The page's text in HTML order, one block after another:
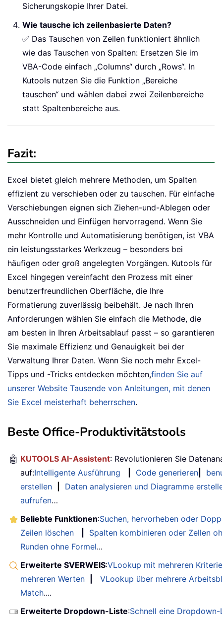
Sicherungskopie Ihrer Datei.
Wie tausche ich zeilenbasierte Daten?
✅ Das Tauschen von Zeilen funktioniert ähnlich
wie das Tauschen von Spalten: Ersetzen Sie im
VBA-Code einfach „Columns“ durch „Rows“. In
Kutools nutzen Sie die Funktion „Bereiche
tauschen“ und wählen dabei zwei Zeilenbereiche
statt Spaltenbereiche aus.
Fazit:
Excel bietet gleich mehrere Methoden, um Spalten
effizient zu verschieben oder zu tauschen. Für einfache
Verschiebungen eignen sich Ziehen-und-Ablegen oder
Ausschneiden und Einfügen hervorragend. Wenn Sie
mehr Kontrolle und Automatisierung benötigen, ist VBA
ein leistungsstarkes Werkzeug – besonders bei
häufigen oder groß angelegten Vorgängen. Kutools für
Excel hingegen vereinfacht den Prozess mit einer
benutzerfreundlichen Oberfläche, die Ihre
Formatierung zuverlässig beibehält. Je nach Ihren
Anforderungen wählen Sie einfach die Methode, die
am besten in Ihren Arbeitsablauf passt – so garantieren
Sie maximale Effizienz und Genauigkeit bei der
Verwaltung Ihrer Daten. Wenn Sie noch mehr Excel-
Tipps und -Tricks entdecken möchten,finden Sie auf
unserer Website Tausende von Anleitungen, mit denen
Sie Excel meisterhaft beherrschen.
Beste Office-Produktivitätstools
🤖 KUTOOLS AI-Assistent: Revolutionieren Sie
auf:Intelligente Ausführung Code generieren
erstellen
Daten analysieren und Diagramme
aufrufen…
Beliebte Funktionen:Suchen, hervorheben oder
Zeilen löschen
Spalten kombinieren oder Zellen
Runden ohne Formel...
Erweiterte SVERWEIS:VLookup mit mehreren
mehreren Werten
VLookup über mehrere
Match....
Erweiterte Dropdown-Liste:Schnell eine